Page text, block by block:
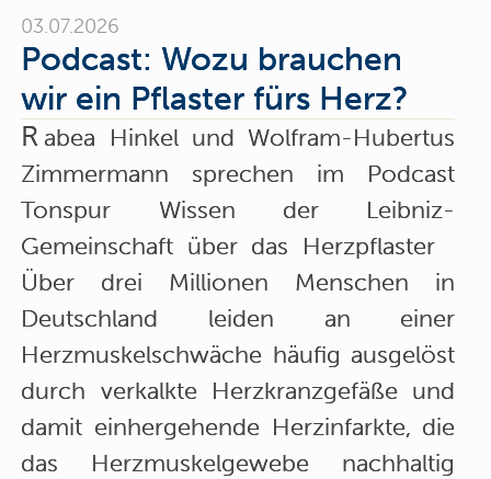
03.07.2026
Podcast: Wozu brauchen
wir ein Pflaster fürs Herz?
R abea Hinkel und Wolfram-Hubertus
Zimmermann sprechen im Podcast
Tonspur Wissen der Leibniz-
Gemeinschaft über das Herzpflaster
Über drei Millionen Menschen in
Deutschland leiden an einer
Herzmuskelschwäche häufig ausgelöst
durch verkalkte Herzkranzgefäße und
damit einhergehende Herzinfarkte, die
das Herzmuskelgewebe nachhaltig